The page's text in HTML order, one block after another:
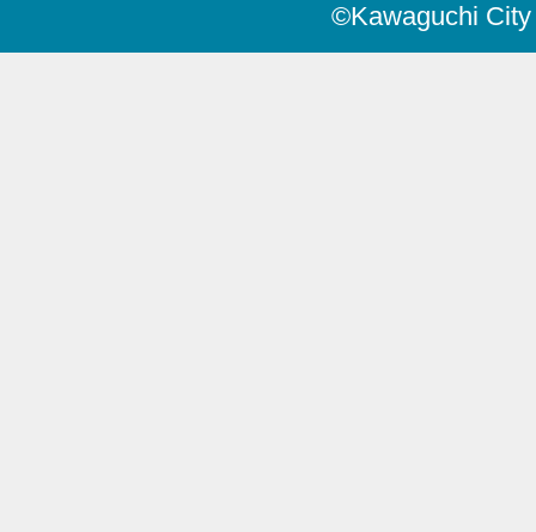
©Kawaguchi City